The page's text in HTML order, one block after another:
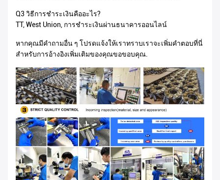
Q3 วิธีการชำระเงินคืออะไร?
TT, West Union, การชำระเงินผ่านธนาคารออนไลน์
หากคุณมีคำถามอื่น ๆ โปรดแจ้งให้เราทราบเราจะเพิ่มคำตอบที่นี่
สำหรับการอ้างอิงเพิ่มเติมของคุณขอขอบคุณ.